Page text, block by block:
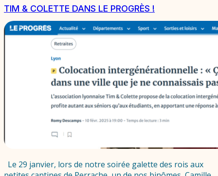
TIM & COLETTE DANS LE PROGRÈS !
Le 29 janvier, lors de notre soirée galette des rois aux